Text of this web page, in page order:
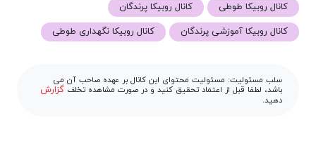
کانال روبیکا طوطی
کانال روبیکا پرندگان
کانال روبیکا آموزشی پرندگان
کانال روبیکا نگهداری طوطی
سلب مسئولیت: مسئولیت محتوای این کانال بر عهده صاحب آن می
باشد، لطفا قبل از اعتماد تحقیق کنید و در صورت مشاهده تخلفگزارش